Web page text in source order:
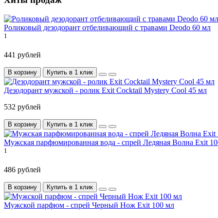
Роликовый дезодорант отбеливающий с травами Deodo 60 мл
1
441 рублей
В корзину Купить в 1 клик
Дезодорант мужской - ролик Exit Cocktail Mystery Cool 45 мл
532 рублей
В корзину Купить в 1 клик
Мужская парфюмированная вода - спрей Ледяная Волна Exit
1
486 рублей
В корзину Купить в 1 клик
Мужской парфюм - спрей Черный Нож Exit 100 мл